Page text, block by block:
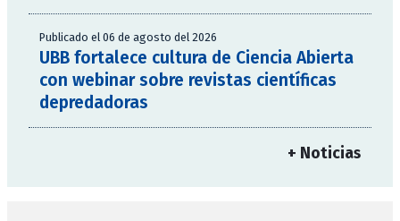
Publicado el 06 de agosto del 2026
UBB fortalece cultura de Ciencia Abierta
con webinar sobre revistas científicas
depredadoras
+ Noticias